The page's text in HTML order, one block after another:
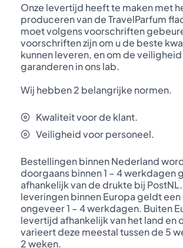
Onze levertijd heeft te maken met
produceren van de TravelParfum
moet volgens voorschriften
voorschriften zijn om u de beste
kunnen leveren, en om de
garanderen in ons lab.
Wij hebben 2 belangrijke normen.
Kwaliteit voor de klant.
Veiligheid voor personeel.
Bestellingen binnen Nederland
doorgaans binnen 1 – 4 werkdagen
afhankelijk van de drukte bij
leveringen binnen Europa geldt
ongeveer 1 – 4 werkdagen. Buiten
levertijd afhankelijk van het land en
varieert deze meestal tussen de 5
2 weken.